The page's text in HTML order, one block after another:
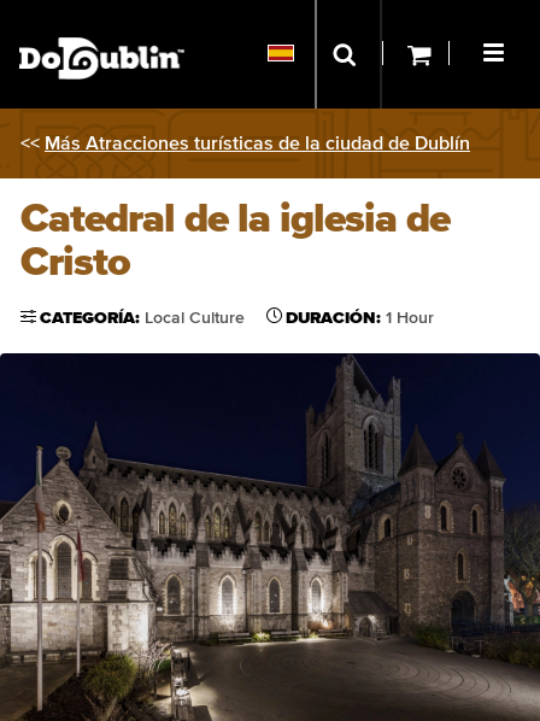
<< Más Atracciones turísticas de la ciudad de Dublín
Catedral de la iglesia de
Cristo
CATEGORÍA: Local Culture DURACIÓN: 1 Hour